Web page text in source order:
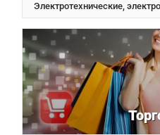
Электротехнические,